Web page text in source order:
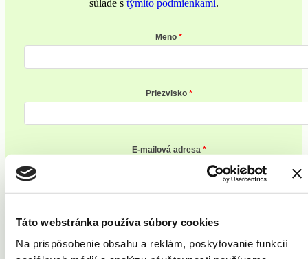
Táto webstránka používa súbory cookies
Na prispôsobenie obsahu a reklám, poskytovanie funkcií
súlade s týmito podmienkami.
Meno
Priezvisko
E-mailová adresa